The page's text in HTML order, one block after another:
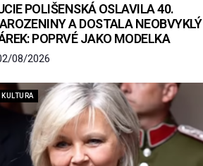
POLIŠENSKÁ OSLAVILA 40.
A DOSTALA NEOBVYKLÝ
POPRVÉ JAKO MODELKA
08/2026
KULTURA